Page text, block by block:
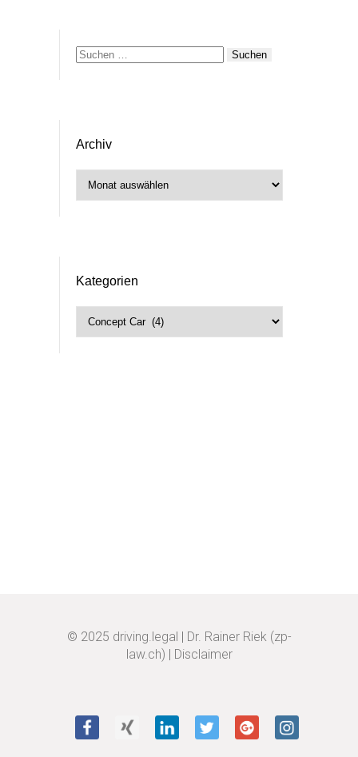
Suchen
Archiv
Archiv
Kategorien
Kategorien
© 2025 driving.legal
Dr. Rainer Riek (zp-
law.ch)
Disclaimer